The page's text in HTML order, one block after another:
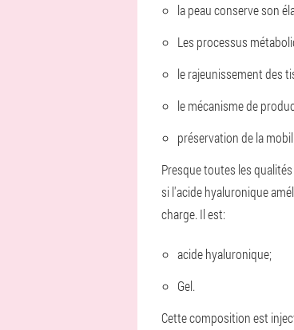
la peau conserve son
Les processus
le rajeunissement des
le mécanisme de
préservation de la
Presque toutes les
si l'acide hyaluronique
charge. Il est:
acide hyaluronique;
Gel.
Cette composition est